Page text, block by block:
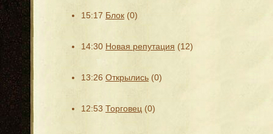
15:17 Блок (0)
14:30 Новая репутация (12)
13:26 Открылись (0)
12:53 Торговец (0)